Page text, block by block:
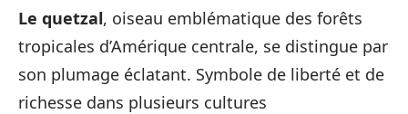
Le quetzal, oiseau emblématique des forêts
tropicales d’Amérique centrale, se distingue par
son plumage éclatant. Symbole de liberté et de
richesse dans plusieurs cultures